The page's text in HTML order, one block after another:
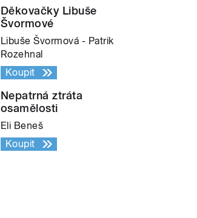
Děkovačky Libuše
Švormové
Libuše Švormová - Patrik
Rozehnal
Koupit
Nepatrná ztráta
osamělosti
Eli Beneš
Koupit